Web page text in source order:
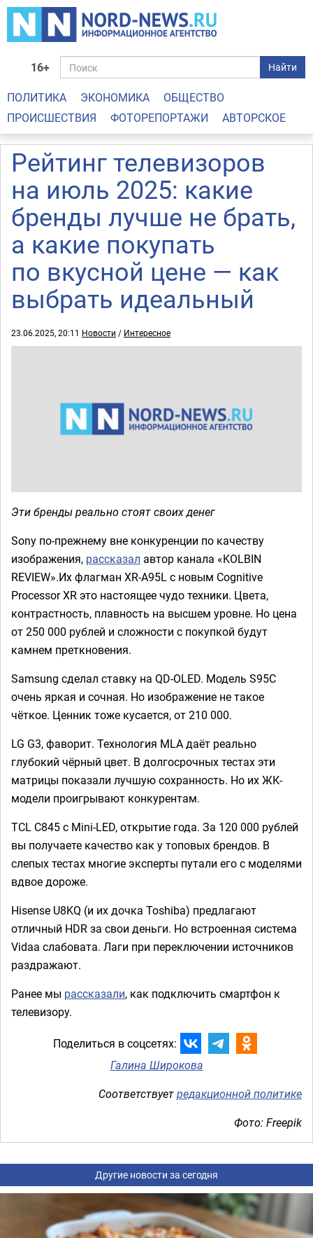
16+ Найти
ПОЛИТИКА ЭКОНОМИКА
ОБЩЕСТВО
ПРОИСШЕСТВИЯ
ФОТОРЕПОРТАЖИ АВТОРСКОЕ
Рейтинг телевизоров
на июль 2025: какие
бренды лучше не брать,
а какие покупать
по вкусной цене — как
выбрать идеальный
23.06.2025, 20:11 Новости / Интересное
Эти бренды реально стоят своих денег
Sony по-прежнему вне конкуренции по качеству
изображения, рассказал автор канала «KOLBIN
REVIEW».Их флагман XR-A95L с новым Cognitive
Processor XR это настоящее чудо техники. Цвета,
контрастность, плавность на высшем уровне. Но цена
от 250 000 рублей и сложности с покупкой будут
камнем преткновения.
Samsung сделал ставку на QD-OLED. Модель S95C
очень яркая и сочная. Но изображение не такое
чёткое. Ценник тоже кусается, от 210 000.
LG G3, фаворит. Технология MLA даёт реально
глубокий чёрный цвет. В долгосрочных тестах эти
матрицы показали лучшую сохранность. Но их ЖК-
модели проигрывают конкурентам.
TCL C845 с Mini-LED, открытие года. За 120 000 рублей
вы получаете качество как у топовых брендов. В
слепых тестах многие эксперты путали его с моделями
вдвое дороже.
Hisense U8KQ (и их дочка Toshibа) предлагают
отличный HDR за свои деньги. Но встроенная система
Vidaa слабовата. Лаги при переключении источников
раздражают.
Ранее мы рассказали, как подключить смартфон к
телевизору.
Поделиться в соцсетях:
Галина Широкова
Соответствуетредакционной политике
Фото: Freepik
Другие новости за сегодня